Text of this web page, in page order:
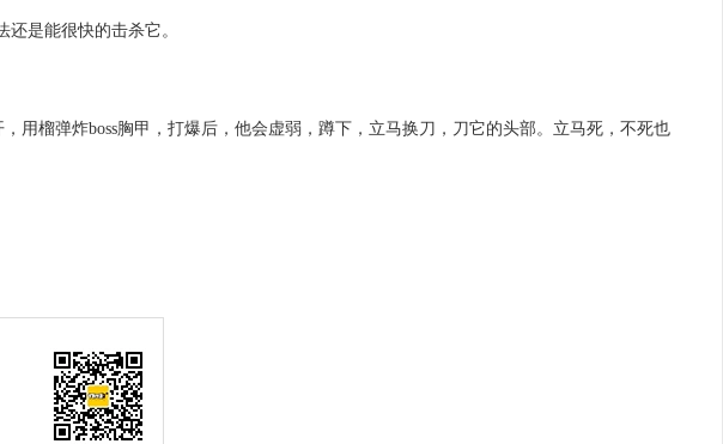
是能很快的击杀它。
用榴弹炸boss胸甲，打爆后，他会虚弱，蹲下，立马换刀，刀它的头部。立马死，不死也